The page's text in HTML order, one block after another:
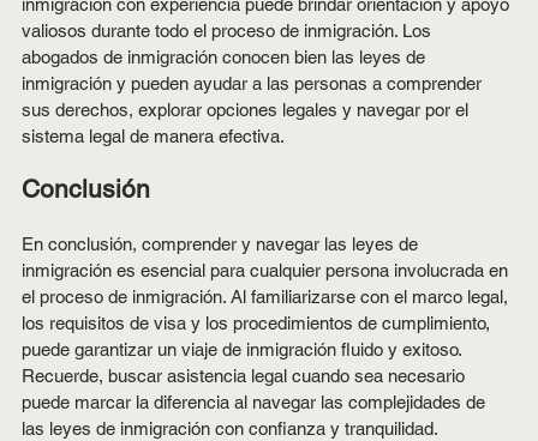
inmigración con experiencia puede brindar orientación y apoyo
valiosos durante todo el proceso de inmigración. Los
abogados de inmigración conocen bien las leyes de
inmigración y pueden ayudar a las personas a comprender
sus derechos, explorar opciones legales y navegar por el
sistema legal de manera efectiva.
Conclusión
En conclusión, comprender y navegar las leyes de
inmigración es esencial para cualquier persona involucrada en
el proceso de inmigración. Al familiarizarse con el marco legal,
los requisitos de visa y los procedimientos de cumplimiento,
puede garantizar un viaje de inmigración fluido y exitoso.
Recuerde, buscar asistencia legal cuando sea necesario
puede marcar la diferencia al navegar las complejidades de
las leyes de inmigración con confianza y tranquilidad.